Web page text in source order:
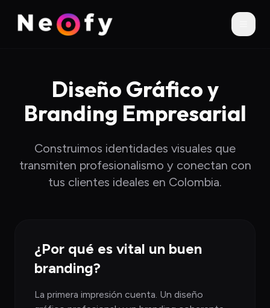
Diseño Gráfico y
Branding Empresarial
Construimos identidades visuales que
transmiten profesionalismo y conectan con
tus clientes ideales en Colombia.
¿Por qué es vital un buen
branding?
La primera impresión cuenta. Un diseño